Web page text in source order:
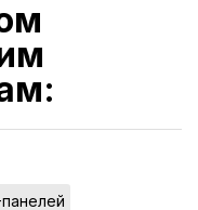
панелей